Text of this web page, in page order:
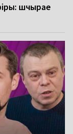
шчырае